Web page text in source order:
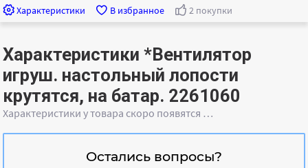
Характеристики
В избранное 2 покупки
Характеристики *Вентилятор
игруш. настольный лопости
крутятся, на батар. 2261060
Характеристики у товара скоро появятся …
Остались вопросы?